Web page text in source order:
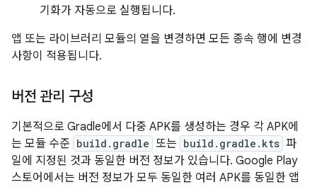
기화가 자동으로 실행됩니다.
앱 또는 라이브러리 모듈의 열을 변경하면 모든 종속 행에 변경
사항이 적용됩니다.
버전 관리 구성
기본적으로 Gradle에서 다중 APK를 생성하는 경우 각 APK에
는 모듈 수준 build.gradle 또는 build.gradle.kts 파
일에 지정된 것과 동일한 버전 정보가 있습니다. Google Play
스토어에서는 버전 정보가 모두 동일한 여러 APK를 동일한 앱